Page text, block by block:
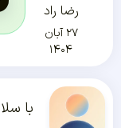
رضا راد
۲۷ آبان
۱۴۰۴
با